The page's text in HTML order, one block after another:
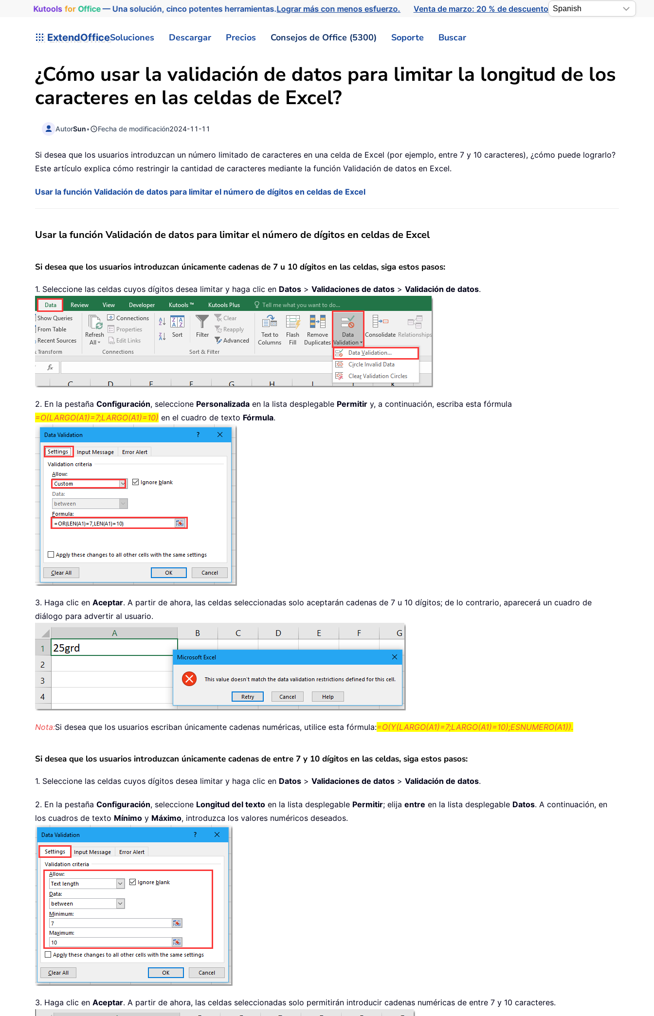
Kutools for Office— Una solución, cinco potentes herramientas.Lograr más con menos esfuerzo. Venta de marzo: 20 % de descuento
ExtendOfficeSoluciones Descargar Precios Consejos de Office (5300) Soporte Buscar
¿Cómo usar la validación de datos para limitar la longitud de los
caracteres en las celdas de Excel?
AutorSun• Fecha de modificación2024-11-11
Si desea que los usuarios introduzcan un número limitado de caracteres en una celda de Excel (por ejemplo, entre 7 y 10 caracteres), ¿cómo puede lograrlo?
Este artículo explica cómo restringir la cantidad de caracteres mediante la función Validación de datos en Excel.
Usar la función Validación de datos para limitar el número de dígitos en celdas de Excel
Usar la función Validación de datos para limitar el número de dígitos en celdas de Excel
Si desea que los usuarios introduzcan únicamente cadenas de 7 u 10 dígitos en las celdas, siga estos pasos:
1. Seleccione las celdas cuyos dígitos desea limitar y haga clic en Datos > Validaciones de datos > Validación de datos.
2. En la pestaña Configuración, seleccione Personalizada en la lista desplegable Permitir y, a continuación, escriba esta fórmula
=O(LARGO(A1)=7;LARGO(A1)=10) en el cuadro de texto Fórmula.
3. Haga clic en Aceptar. A partir de ahora, las celdas seleccionadas solo aceptarán cadenas de 7 u 10 dígitos; de lo contrario, aparecerá un cuadro de
diálogo para advertir al usuario.
Nota:Si desea que los usuarios escriban únicamente cadenas numéricas, utilice esta fórmula:=O(Y(LARGO(A1)=7;LARGO(A1)=10);ESNUMERO(A1)).
Si desea que los usuarios introduzcan únicamente cadenas de entre 7 y 10 dígitos en las celdas, siga estos pasos:
1. Seleccione las celdas cuyos dígitos desea limitar y haga clic en Datos > Validaciones de datos > Validación de datos.
2. En la pestaña Configuración, seleccione Longitud del texto en la lista desplegable Permitir; elija entre en la lista desplegable Datos. A continuación, en
los cuadros de texto Mínimo y Máximo, introduzca los valores numéricos deseados.
3. Haga clic en Aceptar. A partir de ahora, las celdas seleccionadas solo permitirán introducir cadenas numéricas de entre 7 y 10 caracteres.